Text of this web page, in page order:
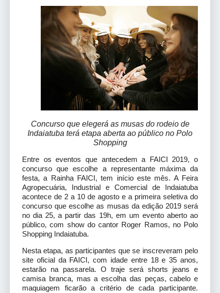
Concurso que elegerá as musas do rodeio de
Indaiatuba terá etapa aberta ao público no Polo
Shopping
Entre os eventos que antecedem a FAICI 2019, o
concurso que escolhe a representante máxima da
festa, a Rainha FAICI, tem início este mês. A Feira
Agropecuária, Industrial e Comercial de Indaiatuba
acontece de 2 a 10 de agosto e a primeira seletiva do
concurso que escolhe as musas da edição 2019 será
no dia 25, a partir das 19h, em um evento aberto ao
público, com show do cantor Roger Ramos, no Polo
Shopping Indaiatuba.
Nesta etapa, as participantes que se inscreveram pelo
site oficial da FAICI, com idade entre 18 e 35 anos,
estarão na passarela. O traje será shorts jeans e
camisa branca, mas a escolha das peças, cabelo e
maquiagem ficarão a critério de cada participante.